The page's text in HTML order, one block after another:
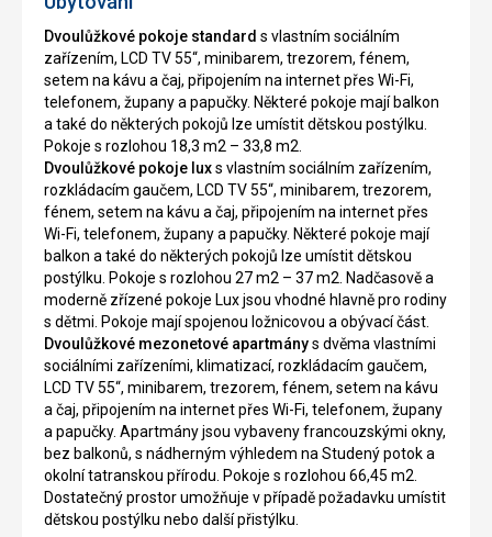
Dvoulůžkové pokoje standard s vlastním sociálním
zařízením, LCD TV 55“, minibarem, trezorem, fénem,
setem na kávu a čaj, připojením na internet přes Wi-Fi,
telefonem, župany a papučky. Některé pokoje mají balkon
a také do některých pokojů lze umístit dětskou postýlku.
Pokoje s rozlohou 18,3 m2 – 33,8 m2.
Dvoulůžkové pokoje luxs vlastním sociálním zařízením,
rozkládacím gaučem, LCD TV 55“, minibarem, trezorem,
fénem, setem na kávu a čaj, připojením na internet přes
Wi-Fi, telefonem, župany a papučky. Některé pokoje mají
balkon a také do některých pokojů lze umístit dětskou
postýlku. Pokoje s rozlohou 27 m2 – 37 m2. Nadčasově a
moderně zřízené pokoje Lux jsou vhodné hlavně pro rodiny
s dětmi. Pokoje mají spojenou ložnicovou a obývací část.
Dvoulůžkové mezonetové apartmánys dvěma vlastními
sociálními zařízeními, klimatizací, rozkládacím gaučem,
LCD TV 55“, minibarem, trezorem, fénem, setem na kávu
a čaj, připojením na internet přes Wi-Fi, telefonem, župany
a papučky. Apartmány jsou vybaveny francouzskými okny,
bez balkonů, s nádherným výhledem na Studený potok a
okolní tatranskou přírodu. Pokoje s rozlohou 66,45 m2.
Dostatečný prostor umožňuje v případě požadavku umístit
dětskou postýlku nebo další přistýlku.